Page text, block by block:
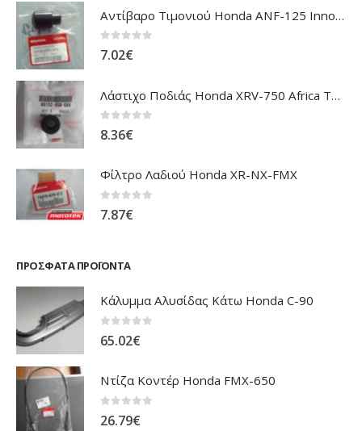
Αντίβαρο Τιμονιού Honda ANF-125 Innova
0out of 5
7.02€
Λάστιχο Ποδιάς Honda XRV-750 Africa Twin
0out of 5
8.36€
Φίλτρο Λαδιού Honda XR-NX-FMX
0out of 5
7.87€
ΠΡΌΣΦΑΤΑ ΠΡΟΪΌΝΤΑ
Κάλυμμα Αλυσίδας Κάτω Honda C-90
0out of 5
65.02€
Ντίζα Κοντέρ Honda FMX-650
26.79€